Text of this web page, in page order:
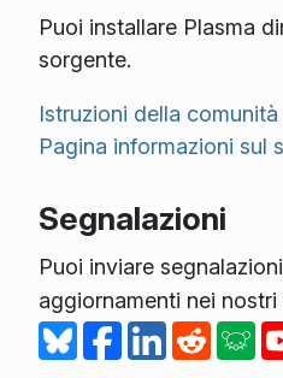
Puoi installare Plasma
sorgente.
Istruzioni della
Pagina informazioni sul
Segnalazioni
Puoi inviare
aggiornamenti nei nostri